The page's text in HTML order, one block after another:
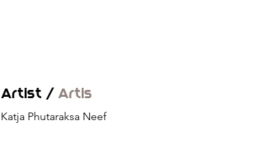
Artist / Artis
Katja Phutaraksa Neef